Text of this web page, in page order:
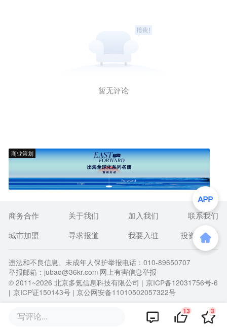
暂无评论
商业策划
写评论... 13 3
商务合作 关于我们 加入我们
联系我们
城市加盟
寻求报道 我要入驻 投资者关系
违法和不良信息、未成年人保护举报电话：010-89650707
举报邮箱：jubao@36kr.com 网上有害信息举报
© 2011~2026 北京多氪信息科技有限公司 | 京ICP备12031756号-6
| 京ICP证150143号 | 京公网安备11010502057322号